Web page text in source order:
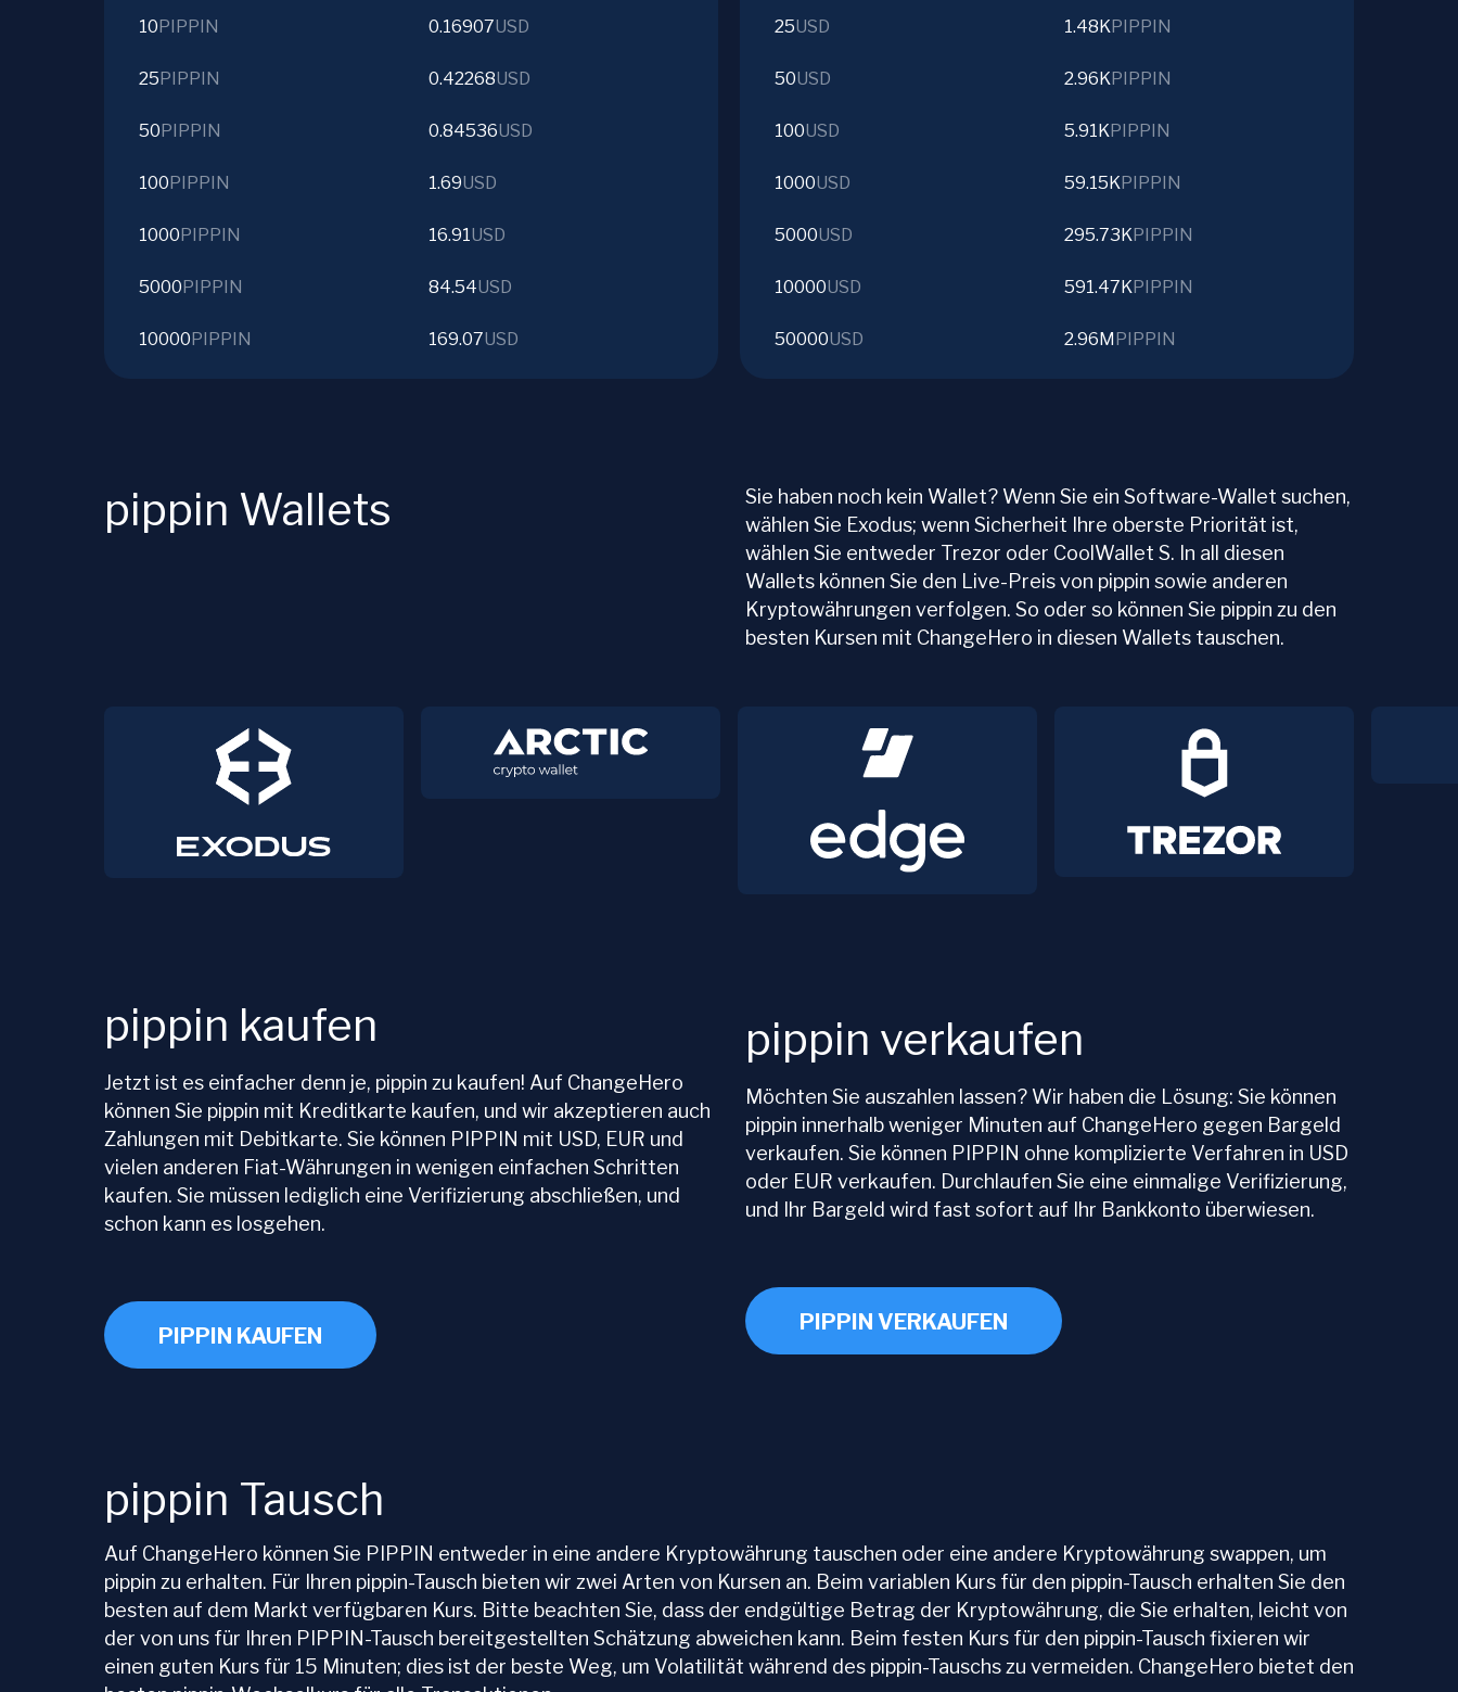
10PIPPIN 0.16907USD
25PIPPIN 0.42268USD
50PIPPIN 0.84536USD
100PIPPIN 1.69USD
1000PIPPIN 16.91USD
5000PIPPIN 84.54USD
10000PIPPIN 169.07USD
25USD 1.48KPIPPIN
50USD 2.96KPIPPIN
100USD 5.91KPIPPIN
1000USD 59.15KPIPPIN
5000USD 295.73KPIPPIN
10000USD 591.47KPIPPIN
50000USD 2.96MPIPPIN
pippin Wallets
Sie haben noch kein Wallet? Wenn Sie ein Software-Wallet suchen,
wählen Sie Exodus; wenn Sicherheit Ihre oberste Priorität ist,
wählen Sie entweder Trezor oder CoolWallet S. In all diesen
Wallets können Sie den Live-Preis von pippin sowie anderen
Kryptowährungen verfolgen. So oder so können Sie pippin zu den
besten Kursen mit ChangeHero in diesen Wallets tauschen.
pippin kaufen
Jetzt ist es einfacher denn je, pippin zu kaufen! Auf ChangeHero
können Sie pippin mit Kreditkarte kaufen, und wir akzeptieren auch
Zahlungen mit Debitkarte. Sie können PIPPIN mit USD, EUR und
vielen anderen Fiat-Währungen in wenigen einfachen Schritten
kaufen. Sie müssen lediglich eine Verifizierung abschließen, und
schon kann es losgehen.
PIPPIN KAUFEN
pippin verkaufen
Möchten Sie auszahlen lassen? Wir haben die Lösung: Sie können
pippin innerhalb weniger Minuten auf ChangeHero gegen Bargeld
verkaufen. Sie können PIPPIN ohne komplizierte Verfahren in USD
oder EUR verkaufen. Durchlaufen Sie eine einmalige Verifizierung,
und Ihr Bargeld wird fast sofort auf Ihr Bankkonto überwiesen.
PIPPIN VERKAUFEN
pippin Tausch
Auf ChangeHero können Sie PIPPIN entweder in eine andere Kryptowährung tauschen oder eine andere Kryptowährung swappen, um
pippin zu erhalten. Für Ihren pippin-Tausch bieten wir zwei Arten von Kursen an. Beim variablen Kurs für den pippin-Tausch erhalten Sie den
besten auf dem Markt verfügbaren Kurs. Bitte beachten Sie, dass der endgültige Betrag der Kryptowährung, die Sie erhalten, leicht von
der von uns für Ihren PIPPIN-Tausch bereitgestellten Schätzung abweichen kann. Beim festen Kurs für den pippin-Tausch fixieren wir
einen guten Kurs für 15 Minuten; dies ist der beste Weg, um Volatilität während des pippin-Tauschs zu vermeiden. ChangeHero bietet den